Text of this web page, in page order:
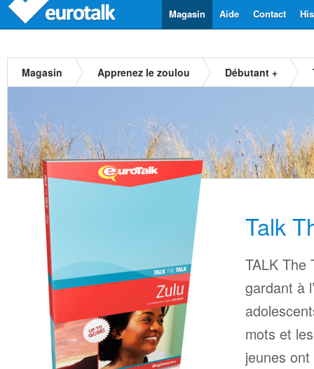
Contact
Aide
Magasin
Magasin Apprenez le zoulou Débutant +
Talk
TALK The
gardant à
mots et
jeunes